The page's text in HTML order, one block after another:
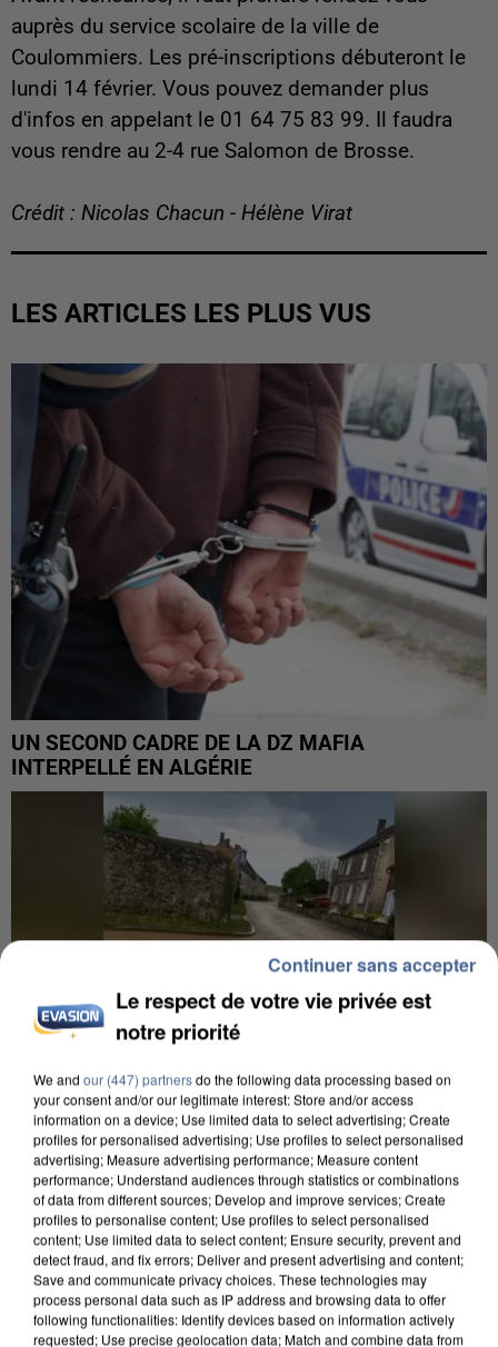
auprès du service scolaire de la ville de
Coulommiers. Les pré-inscriptions débuteront le
lundi 14 février. Vous pouvez demander plus
d'infos en appelant le 01 64 75 83 99. Il faudra
vous rendre au 2-4 rue Salomon de Brosse.
Crédit : Nicolas Chacun - Hélène Virat
LES ARTICLES LES PLUS VUS
UN SECOND CADRE DE LA DZ MAFIA
INTERPELLÉ EN ALGÉRIE
UNE TOURISTE DE L’OISE EMPORTÉE PAR UNE
COULÉE DE BOUE EN HAUTE-SAVOIE
Le respect de votre vie privée est
notre priorité
We and our (447) partnersdo the following data processing based on
your consent and/or our legitimate interest: Store and/or access
information on a device; Use limited data to select advertising; Create
profiles for personalised advertising; Use profiles to select personalised
advertising; Measure advertising performance; Measure content
performance; Understand audiences through statistics or combinations
of data from different sources; Develop and improve services; Create
profiles to personalise content; Use profiles to select personalised
content; Use limited data to select content; Ensure security, prevent and
detect fraud, and fix errors; Deliver and present advertising and content;
Save and communicate privacy choices. These technologies may
process personal data such as IP address and browsing data to offer
following functionalities: Identify devices based on information actively
requested; Use precise geolocation data; Match and combine data from
Continuer sans accepter